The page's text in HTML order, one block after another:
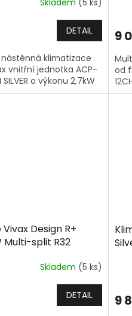
DETAIL
klimatizace
vnitřní jednotka ACP-
SILVER o výkonu 2,7kW
9
od
Design R+
Multi-split R32
Skladem (5 ks)
DETAIL 9